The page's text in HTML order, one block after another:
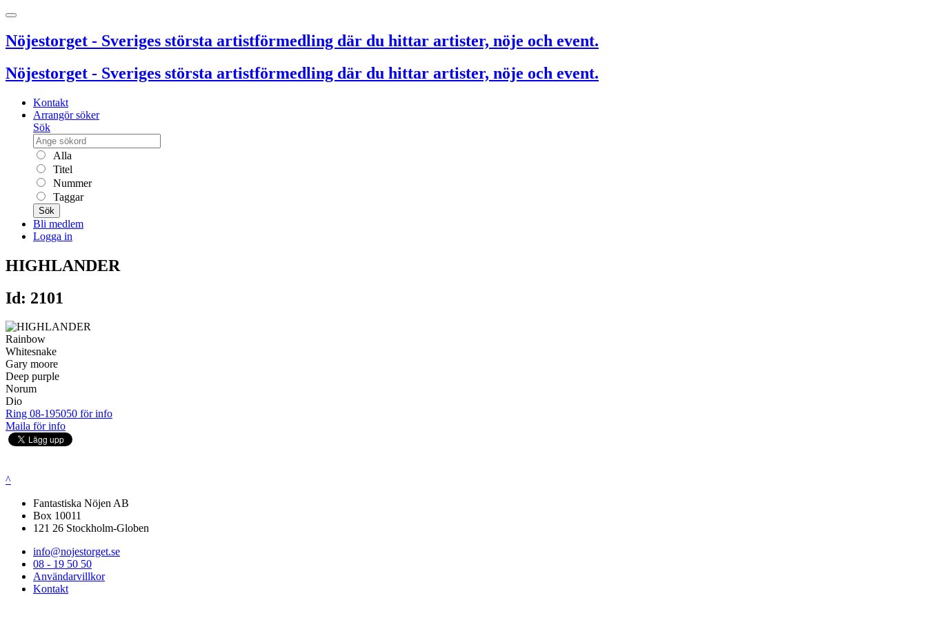
Nöjestorget - Sveriges största artistförmedling där du hittar artister, nöje och event.
Nöjestorget - Sveriges största artistförmedling där du hittar artister, nöje och event.
Kontakt
Arrangör söker
Sök
Alla
Titel
Nummer
Taggar
Sök
Bli medlem
Logga in
HIGHLANDER
Id: 2101
Rainbow
Whitesnake
Gary moore
Deep purple
Norum
Dio
Ring 08-195050 för info
Maila för info
^
Fantastiska Nöjen AB
Box 10011
121 26 Stockholm-Globen
info@nojestorget.se
08 - 19 50 50
Användarvillkor
Kontakt